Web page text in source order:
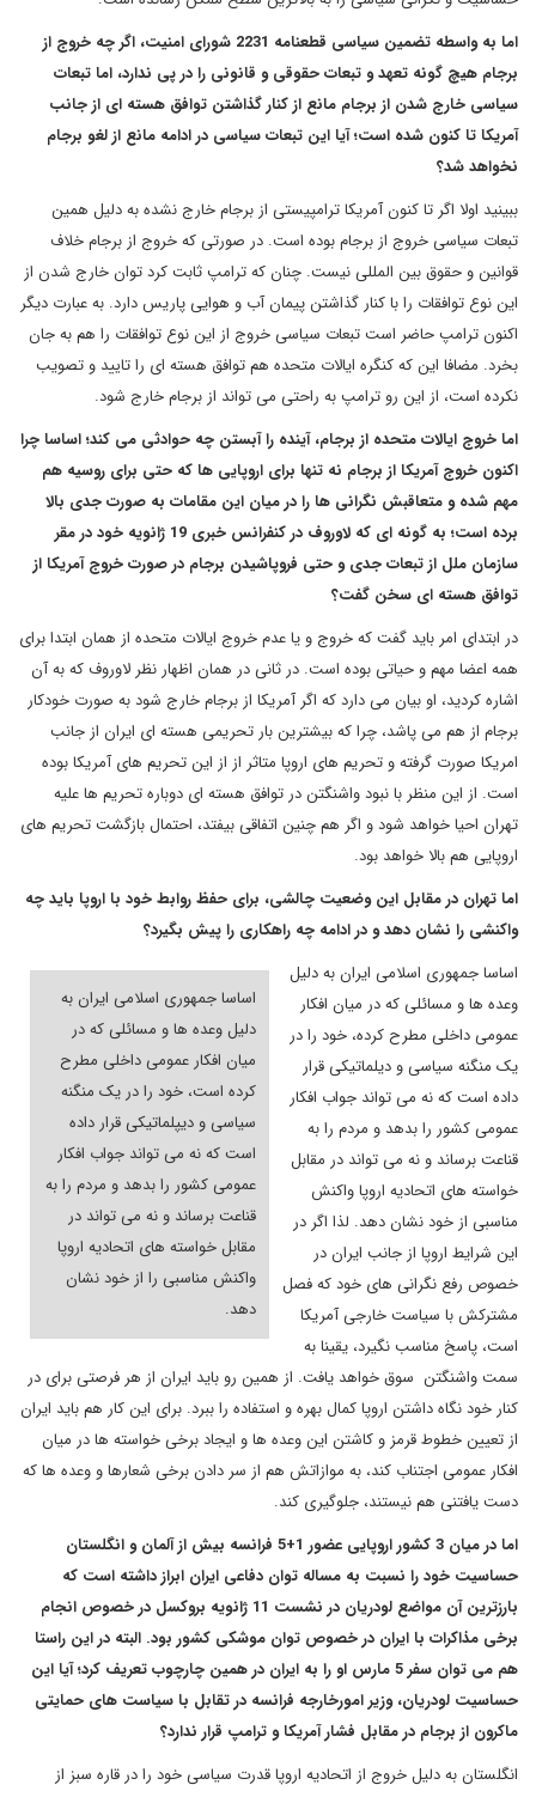
اما به واسطه تضمین سیاسی قطعنامه 2231 شورای امنیت، اگر چه خروج از
برجام هیچ گونه تعهد و تبعات حقوقی و قانونی را در پی ندارد، اما تبعات
سیاسی خارج شدن از برجام مانع از کنار گذاشتن توافق هسته ای از جانب
آمریکا تا کنون شده است؛ آیا این تبعات سیاسی در ادامه مانع از لغو برجام
نخواهد شد؟
ببینید اولا اگر تا کنون آمریکا ترامپیستی از برجام خارج نشده به دلیل همین
تبعات سیاسی خروج از برجام بوده است. در صورتی که خروج از برجام خلاف
قوانین و حقوق بین المللی نیست. چنان که ترامپ ثابت کرد توان خارج شدن از
این نوع توافقات را با کنار گذاشتن پیمان آب و هوایی پاریس دارد. به عبارت دیگر
اکنون ترامپ حاضر است تبعات سیاسی خروج از این نوع توافقات را هم به جان
بخرد. مضافا این که کنگره ایالات متحده هم توافق هسته ای را تایید و تصویب
نکرده است، از این رو ترامپ به راحتی می تواند از برجام خارج شود.
اما خروج ایالات متحده از برجام، آینده را آبستن چه حوادثی می کند؛ اساسا چرا
اکنون خروج آمریکا از برجام نه تنها برای اروپایی ها که حتی برای روسیه هم
مهم شده و متعاقبش نگرانی ها را در میان این مقامات به صورت جدی بالا
برده است؛ به گونه ای که لاوروف در کنفرانس خبری 19 ژانویه خود در مقر
سازمان ملل از تبعات جدی و حتی فروپاشیدن برجام در صورت خروج آمریکا از
توافق هسته ای سخن گفت؟
در ابتدای امر باید گفت که خروج و یا عدم خروج ایالات متحده از همان ابتدا برای
همه اعضا مهم و حیاتی بوده است. در ثانی در همان اظهار نظر لاوروف که به آن
اشاره کردید، او بیان می دارد که اگر آمریکا از برجام خارج شود به صورت خودکار
برجام از هم می پاشد، چرا که بیشترین بار تحریمی هسته ای ایران از جانب
امریکا صورت گرفته و تحریم های اروپا متاثر از از این تحریم های آمریکا بوده
است. از این منظر با نبود واشنگتن در توافق هسته ای دوباره تحریم ها علیه
تهران احیا خواهد شود و اگر هم چنین اتفاقی بیفتد، احتمال بازگشت تحریم های
اروپایی هم بالا خواهد بود.
اما تهران در مقابل این وضعیت چالشی، برای حفظ روابط خود با اروپا باید چه
واکنشی را نشان دهد و در ادامه چه راهکاری را پیش بگیرد؟
اساسا جمهوری اسلامی ایران به
دلیل وعده ها و مسائلی که در
میان افکار عمومی داخلی مطرح
کرده است، خود را در یک منگنه
سیاسی و دیپلماتیکی قرار داده
است که نه می تواند جواب افکار
عمومی کشور را بدهد و مردم را به
قناعت برساند و نه می تواند در
مقابل خواسته های اتحادیه اروپا
واکنش مناسبی را از خود نشان
دهد.
اساسا جمهوری اسلامی ایران به دلیل
وعده ها و مسائلی که در میان افکار
عمومی داخلی مطرح کرده، خود را در
یک منگنه سیاسی و دیلماتیکی قرار
داده است که نه می تواند جواب افکار
عمومی کشور را بدهد و مردم را به
قناعت برساند و نه می تواند در مقابل
خواسته های اتحادیه اروپا واکنش
مناسبی از خود نشان دهد. لذا اگر در
این شرایط اروپا از جانب ایران در
خصوص رفع نگرانی های خود که فصل
مشترکش با سیاست خارجی آمریکا
است، پاسخ مناسب نگیرد، یقینا به
سمت واشنگتن سوق خواهد یافت. از همین رو باید ایران از هر فرصتی برای در
کنار خود نگاه داشتن اروپا کمال بهره و استفاده را ببرد. برای این کار هم باید ایران
از تعیین خطوط قرمز و کاشتن این وعده ها و ایجاد برخی خواسته ها در میان
افکار عمومی اجتناب کند، به موازاتش هم از سر دادن برخی شعارها و وعده ها که
دست یافتنی هم نیستند، جلوگیری کند.
اما در میان 3 کشور اروپایی عضور 1+5 فرانسه بیش از آلمان و انگلستان
حساسیت خود را نسبت به مساله توان دفاعی ایران ابراز داشته است که
بارزترین آن مواضع لودریان در نشست 11 ژانویه بروکسل در خصوص انجام
برخی مذاکرات با ایران در خصوص توان موشکی کشور بود. البته در این راستا
هم می توان سفر 5 مارس او را به ایران در همین چارچوب تعریف کرد؛ آیا این
حساسیت لودریان، وزیر امورخارجه فرانسه در تقابل با سیاست های حمایتی
ماکرون از برجام در مقابل فشار آمریکا و ترامپ قرار ندارد؟
انگلستان به دلیل خروج از اتحادیه اروپا قدرت سیاسی خود را در قاره سبز از